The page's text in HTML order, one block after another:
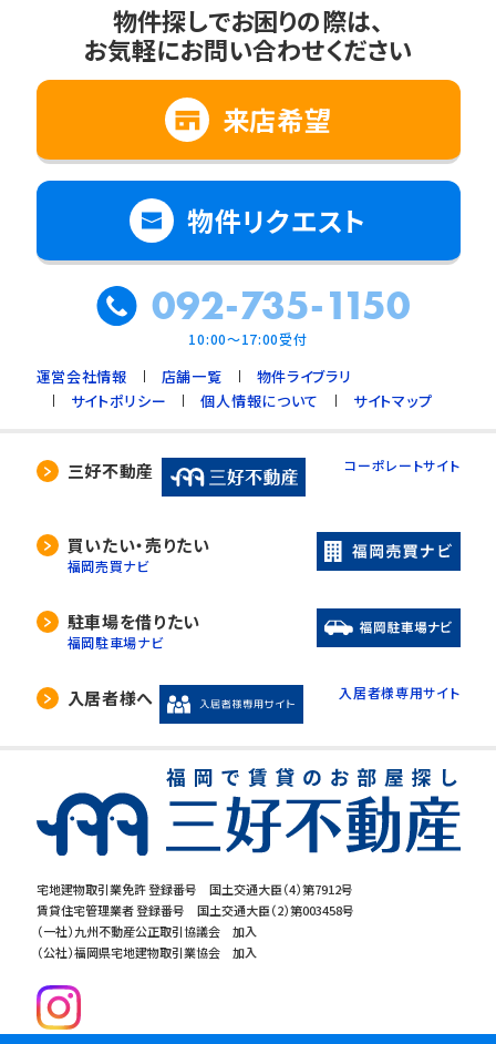
宅地建物取引業免許 登録番号 国土交通大臣（4）第7912号
賃貸住宅管理業者 登録番号 国土交通大臣（2）第003458号
（一社）九州不動産公正取引協議会 加入
（公社）福岡県宅地建物取引業協会 加入
物件探しでお困りの際は、
お気軽にお問い合わせください
来店希望
物件リクエスト
092-735-1150
10:00～17:00受付
運営会社情報 店舗一覧
物件ライブラリ
サイトポリシー
個人情報について サイトマップ
三好不動産 コーポレートサイト
買いたい・売りたい
福岡売買ナビ
駐車場を借りたい
福岡駐車場ナビ
入居者様へ 入居者様専用サイト